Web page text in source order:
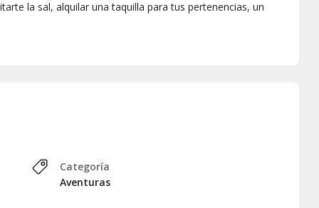
la sal, alquilar una taquilla para tus pertenencias, un
Categoría
Aventuras